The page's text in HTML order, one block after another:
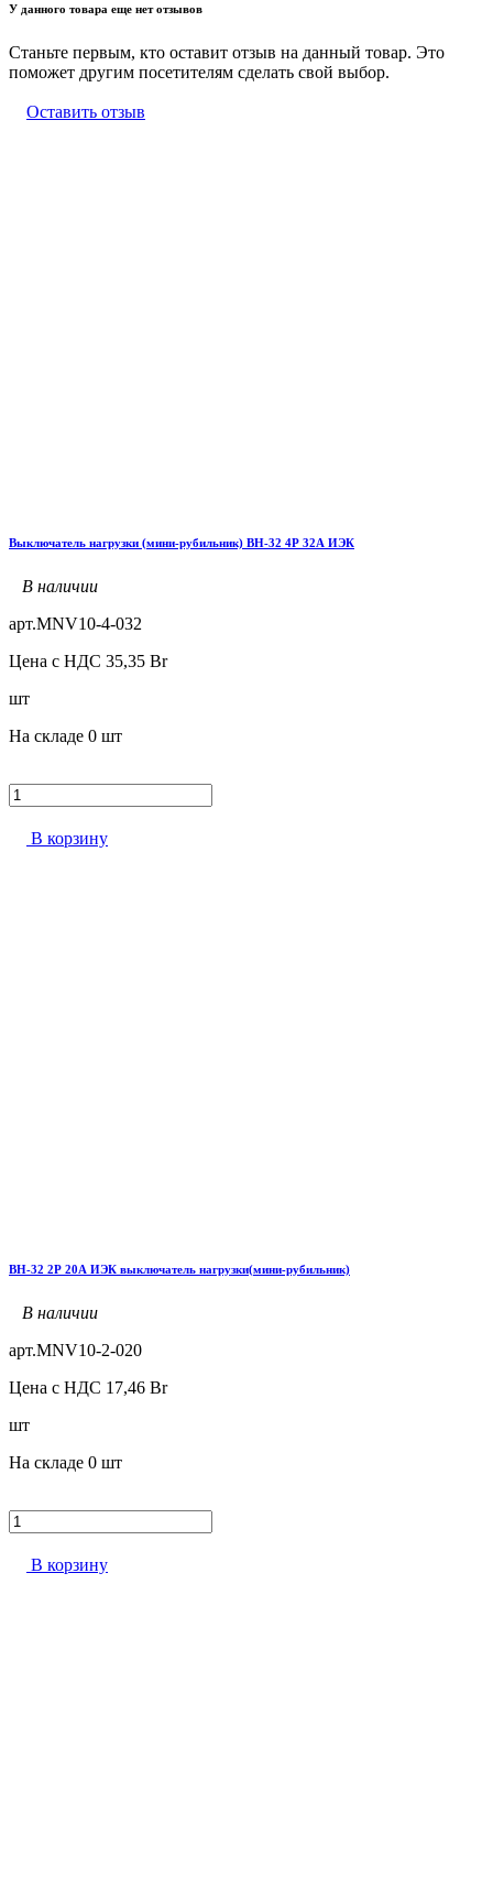
У данного товара еще нет отзывов
Станьте первым, кто оставит отзыв на данный товар. Это
поможет другим посетителям сделать свой выбор.
Оставить отзыв
Выключатель нагрузки (мини-рубильник) ВН-32 4Р 32А ИЭК
В наличии
арт.MNV10-4-032
Цена с НДС 35,35 Br
шт
На складе 0 шт
В корзину
ВН-32 2Р 20А ИЭК выключатель нагрузки(мини-рубильник)
В наличии
арт.MNV10-2-020
Цена с НДС 17,46 Br
шт
На складе 0 шт
В корзину